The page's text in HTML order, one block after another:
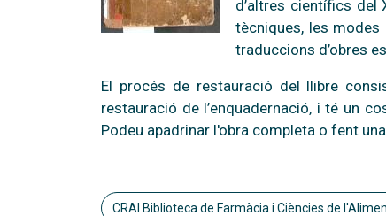
d’altres científics del
tècniques, les
traduccions d’obres
El procés de restauració del llibre
restauració de l’enquadernació, i té un
Podeu apadrinar l'obra completa o fent
CRAI Biblioteca de Farmàcia i Ciències de